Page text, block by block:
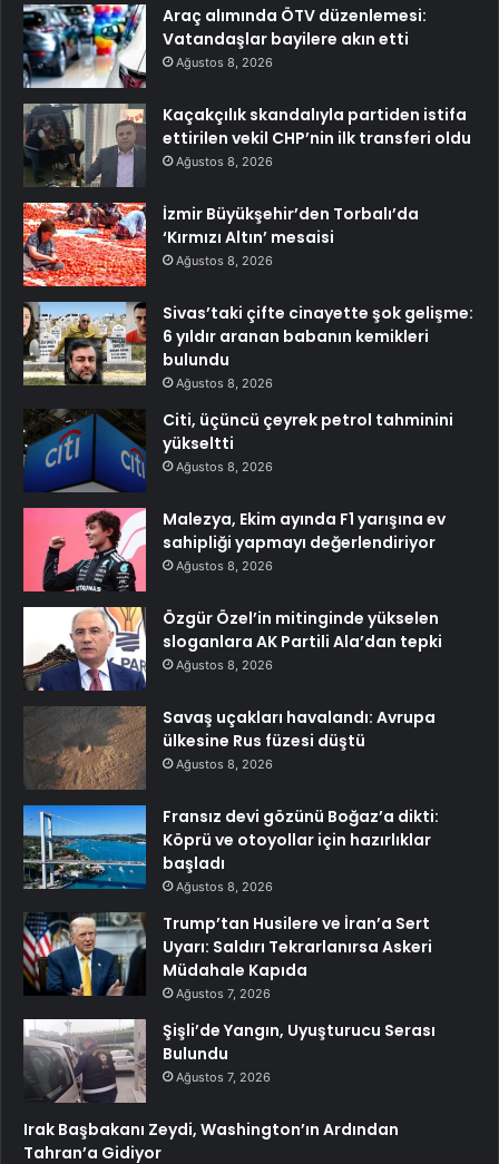
Araç alımında ÖTV düzenlemesi:
Vatandaşlar bayilere akın etti
Ağustos 8, 2026
Kaçakçılık skandalıyla partiden istifa
ettirilen vekil CHP’nin ilk transferi oldu
Ağustos 8, 2026
İzmir Büyükşehir’den Torbalı’da
‘Kırmızı Altın’ mesaisi
Ağustos 8, 2026
Sivas’taki çifte cinayette şok gelişme:
6 yıldır aranan babanın kemikleri
bulundu
Ağustos 8, 2026
Citi, üçüncü çeyrek petrol tahminini
yükseltti
Ağustos 8, 2026
Malezya, Ekim ayında F1 yarışına ev
sahipliği yapmayı değerlendiriyor
Ağustos 8, 2026
Özgür Özel’in mitinginde yükselen
sloganlara AK Partili Ala’dan tepki
Ağustos 8, 2026
Savaş uçakları havalandı: Avrupa
ülkesine Rus füzesi düştü
Ağustos 8, 2026
Fransız devi gözünü Boğaz’a dikti:
Köprü ve otoyollar için hazırlıklar
başladı
Ağustos 8, 2026
Trump’tan Husilere ve İran’a Sert
Uyarı: Saldırı Tekrarlanırsa Askeri
Müdahale Kapıda
Ağustos 7, 2026
Şişli’de Yangın, Uyuşturucu Serası
Bulundu
Ağustos 7, 2026
Irak Başbakanı Zeydi, Washington’ın Ardından
Tahran’a Gidiyor